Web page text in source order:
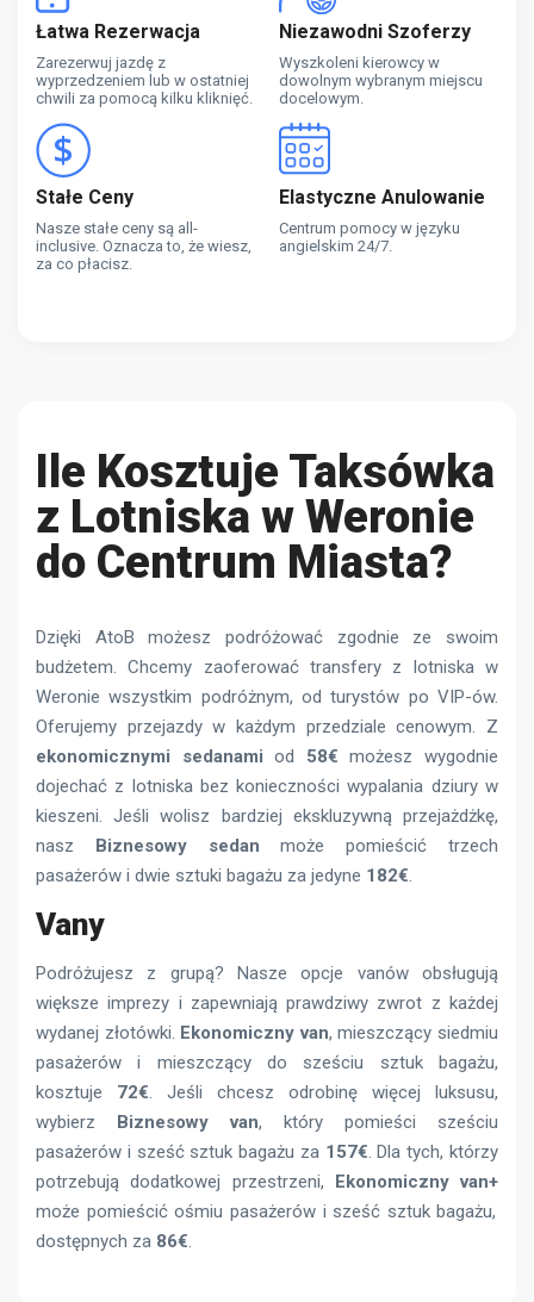
Łatwa Rezerwacja
Zarezerwuj jazdę z
wyprzedzeniem lub w ostatniej
chwili za pomocą kilku kliknięć.
Niezawodni Szoferzy
Wyszkoleni kierowcy w
dowolnym wybranym miejscu
docelowym.
Stałe Ceny
Nasze stałe ceny są all-
inclusive. Oznacza to, że wiesz,
za co płacisz.
Elastyczne Anulowanie
Centrum pomocy w języku
angielskim 24/7.
Ile Kosztuje Taksówka
z Lotniska w Weronie
do Centrum Miasta?
Dzięki AtoB możesz podróżować zgodnie ze swoim
budżetem. Chcemy zaoferować transfery z lotniska w
Weronie wszystkim podróżnym, od turystów po VIP-ów.
Oferujemy przejazdy w każdym przedziale cenowym. Z
ekonomicznymi sedanami od 58€ możesz wygodnie
dojechać z lotniska bez konieczności wypalania dziury w
kieszeni. Jeśli wolisz bardziej ekskluzywną przejażdżkę,
nasz Biznesowy sedan może pomieścić trzech
pasażerów i dwie sztuki bagażu za jedyne 182€.
Vany
Podróżujesz z grupą? Nasze opcje vanów obsługują
większe imprezy i zapewniają prawdziwy zwrot z każdej
wydanej złotówki. Ekonomiczny van, mieszczący siedmiu
pasażerów i mieszczący do sześciu sztuk bagażu,
kosztuje 72€. Jeśli chcesz odrobinę więcej luksusu,
wybierz Biznesowy van, który pomieści sześciu
pasażerów i sześć sztuk bagażu za 157€. Dla tych, którzy
potrzebują dodatkowej przestrzeni, Ekonomiczny van+
może pomieścić ośmiu pasażerów i sześć sztuk bagażu,
dostępnych za 86€.